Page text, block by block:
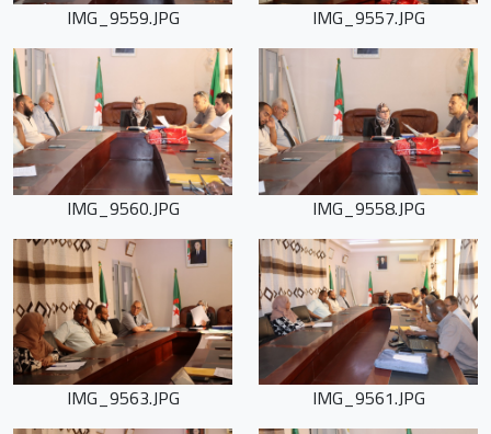
IMG_9557.JPG
IMG_9559.JPG
IMG_9558.JPG
IMG_9560.JPG
IMG_9561.JPG
IMG_9563.JPG